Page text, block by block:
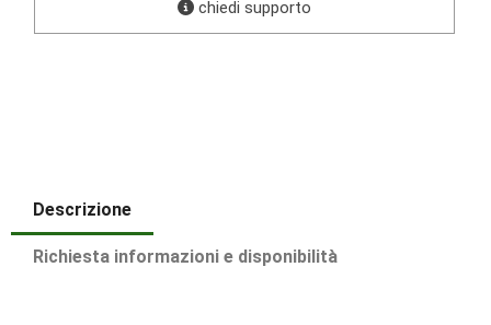
chiedi supporto
Descrizione
Richiesta informazioni e disponibilità